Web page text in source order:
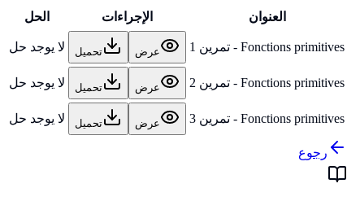
العنوان
الإجراءات الحل
Fonctions primitives - تمرين 1 عرض تحميل لا يوجد حل
Fonctions primitives - تمرين 2 عرض تحميل لا يوجد حل
Fonctions primitives - تمرين 3 عرض تحميل لا يوجد حل
رجوع